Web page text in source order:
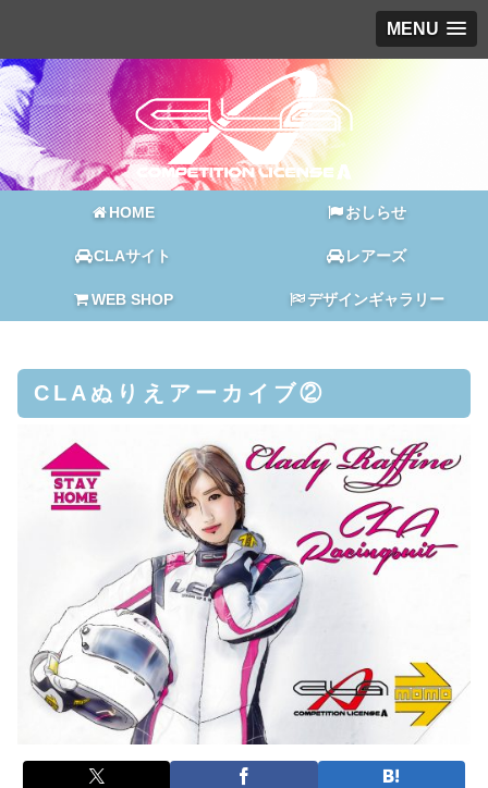
MENU
HOME おしらせ
CLAサイト レアーズ
WEB SHOP デザインギャラリー
CLAぬりえアーカイブ②